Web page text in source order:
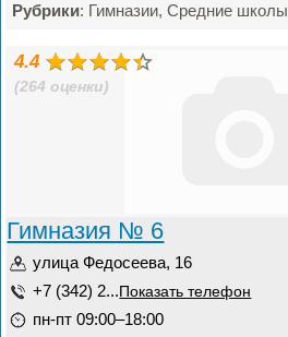
Рубрики: Гимназии, Средние школы
4.4
(264 оценки)
Гимназия № 6
улица Федосеева, 16
+7 (342) 2... Показать телефон
пн-пт 09:00–18:00